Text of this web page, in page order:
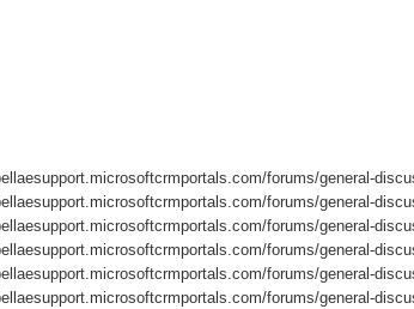
forums/general-
forums/general-
forums/general-
forums/general-
forums/general-
forums/general-